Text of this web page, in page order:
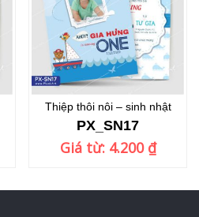
Thiệp thôi nôi – sinh nhật
PX_SN17
Giá từ: 4.200 ₫